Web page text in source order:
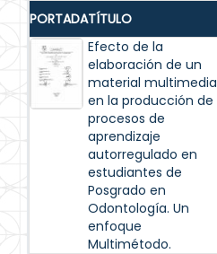
PORTADATÍTULO
Efecto de la
elaboración de un
material multimedia
en la producción de
procesos de
aprendizaje
autorregulado en
estudiantes de
Posgrado en
Odontología. Un
enfoque
Multimétodo.